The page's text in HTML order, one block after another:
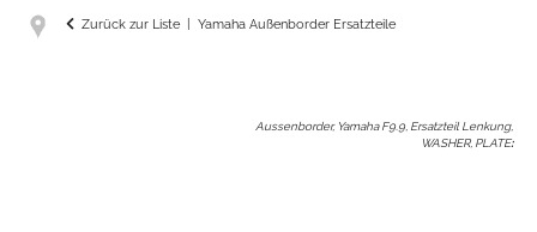
Zurück zur Liste Yamaha Außenborder Ersatzteile
Aussenborder, Yamaha F9.9, Ersatzteil Lenkung,
WASHER, PLATE: